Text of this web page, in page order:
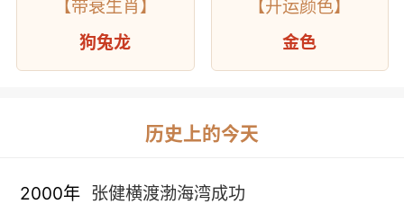
【带衰生肖】
狗兔龙
【开运颜色】
金色
历史上的今天
2000年 张健横渡渤海湾成功